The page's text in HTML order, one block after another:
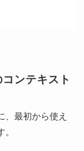
ンテキスト
、最初から使え